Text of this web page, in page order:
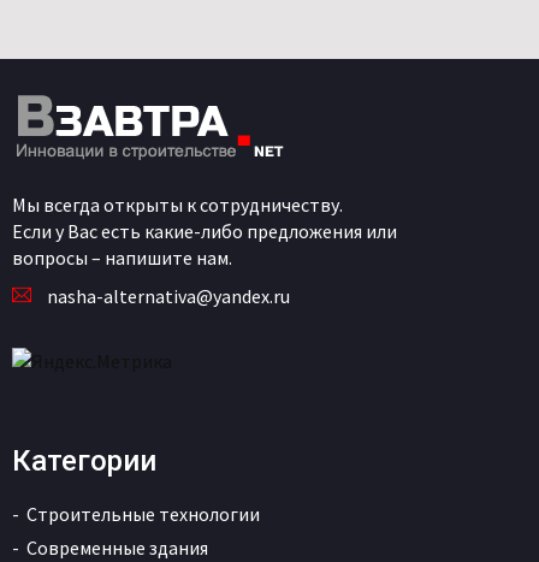
Мы всегда открыты к сотрудничеству.
Если у Вас есть какие-либо предложения или
вопросы – напишите нам.
nasha-alternativa@yandex.ru
Категории
Строительные технологии
Современные здания